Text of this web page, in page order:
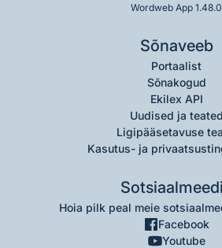
Wordweb App 1.48.0
Sõnaveeb
Portaalist
Sõnakogud
Ekilex API
Uudised ja teated
Ligipääsetavuse
Kasutus- ja
Hoia pilk peal meie
Facebook
Youtube